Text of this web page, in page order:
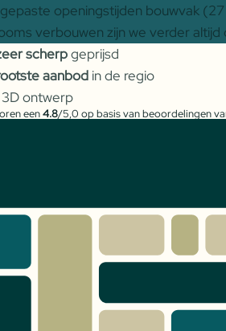
openingstijden bouwvak
verbouwen zijn we verder
scherpgeprijsd
aanbod in de regio
3D ontwerp
een4.8/5,0 op basis van beoordelingen